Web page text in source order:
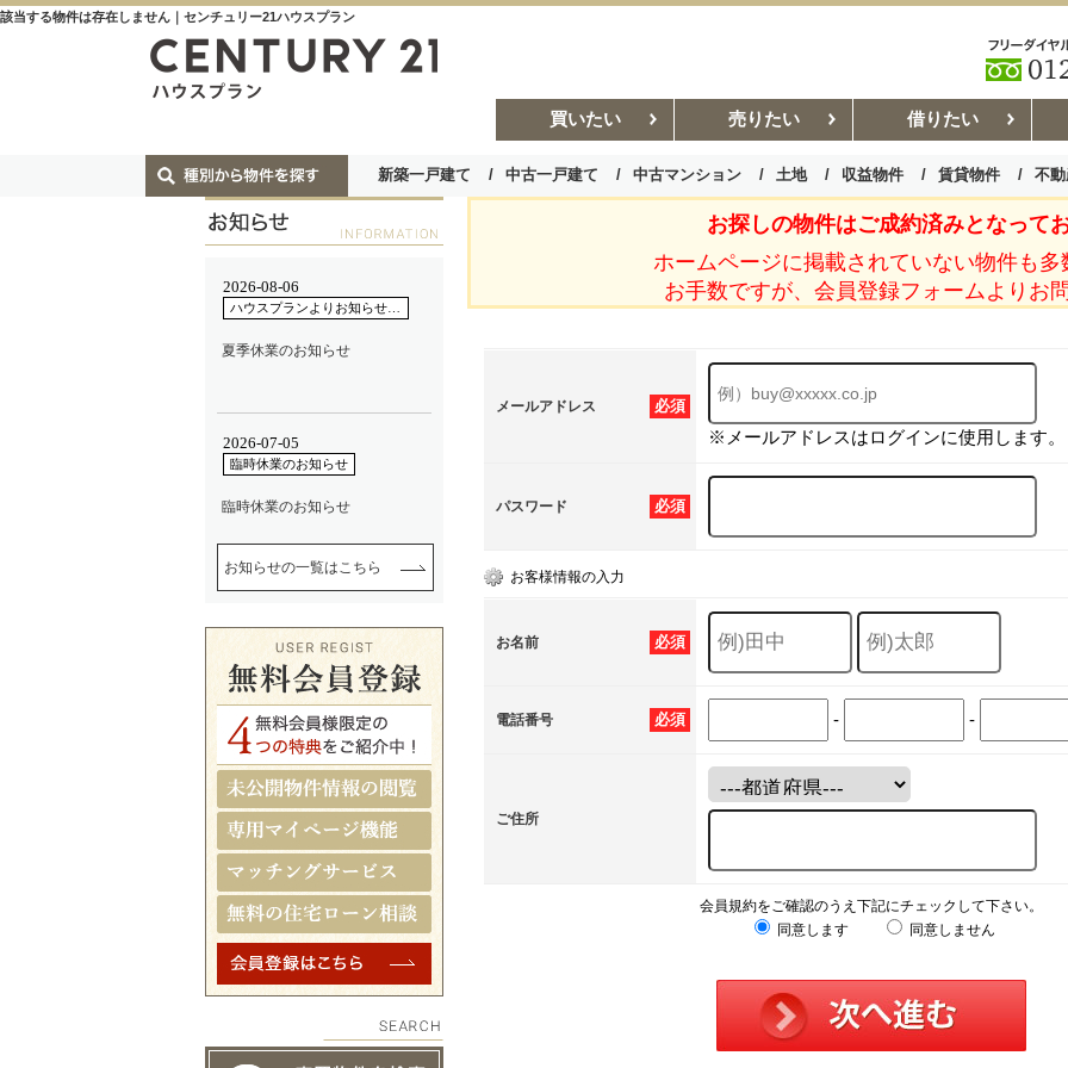
該当する物件は存在しません｜センチュリー21ハウスプラン
買いたい 売りたい 借りたい
新築一戸建て 中古一戸建て 中古マンション 土地 収益物件 賃貸物件 不
お部屋探しコラム 賃貸管理コ
お探しの物件はご成約済みとなってお
ホームページに掲載されていない物件も多
お手数ですが、会員登録フォームよりお
必須
メールアドレス
※メールアドレスはログインに使用します。
必須
パスワード
お客様情報の入力
必須
お名前
必須
電話番号 - -
ご住所
会員規約をご確認のうえ下記にチェックして下さい。
同意します
同意しません
お知らせの一覧はこちら